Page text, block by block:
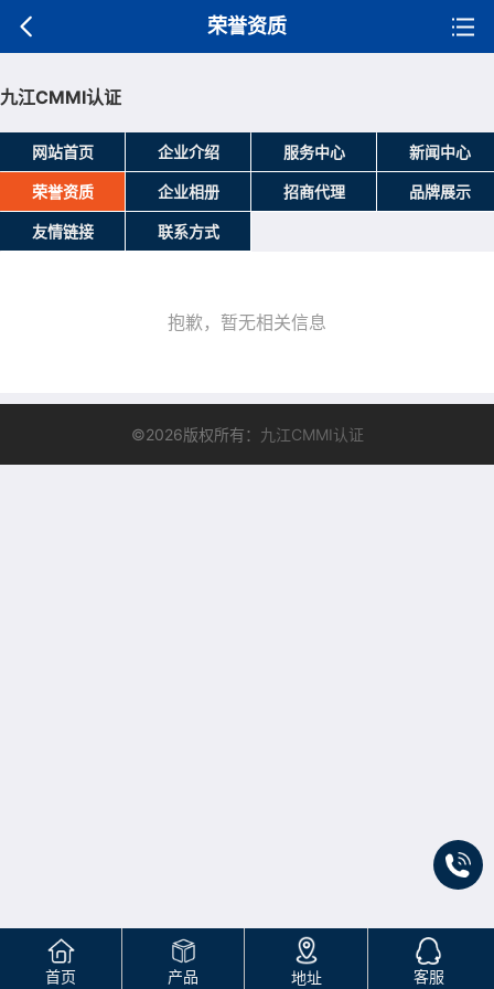
荣誉资质
九江CMMI认证
网站首页 企业介绍 服务中心 新闻中心
荣誉资质 企业相册 招商代理 品牌展示
友情链接 联系方式
抱歉，暂无相关信息
©2026版权所有： 九江CMMI认证
首页 产品 地址 客服